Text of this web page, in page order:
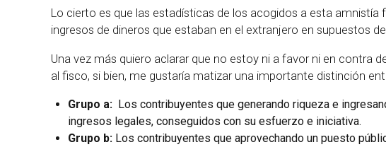
Lo cierto es que las estadísticas de los acogidos a esta
ingresos de dineros que estaban en el extranjero en supuestos
Una vez más quiero aclarar que no estoy ni a favor ni en contra
al fisco, si bien, me gustaría matizar una importante distinción
Grupo a: Los contribuyentes que generando riqueza e
ingresos legales, conseguidos con su esfuerzo e iniciativa.
Grupo b: Los contribuyentes que aprovechando un puesto